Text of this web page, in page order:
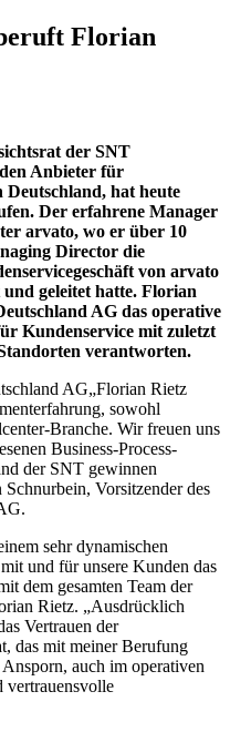
Florian
der SNT
Anbieter für
hat heute
Der erfahrene Manager
arvato, wo er über 10
Director die
von arvato
geleitet hatte. Florian
AG das operative
Kundenservice mit zuletzt
verantworten.
„Florian Rietz
sowohl
Branche. Wir freuen uns
Business-Process-
der SNT gewinnen
Vorsitzender des
sehr dynamischen
und für unsere Kunden das
dem gesamten Team der
Rietz. „Ausdrücklich
Vertrauen der
das mit meiner Berufung
auch im operativen
vertrauensvolle